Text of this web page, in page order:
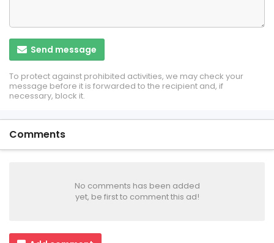
Send message
To protect against prohibited activities, we may check your
message before it is forwarded to the recipient and, if
necessary, block it.
Comments
No comments has been added
yet, be first to comment this ad!